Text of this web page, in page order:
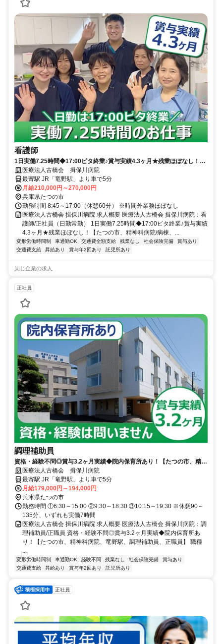
看護師
1日実働7.25時間◆17:00ピタ終業♪賞与実績4.3ヶ月★残業ほぼなし！
【たつの市、精神科病院/病棟、竜野駅、看護師、日勤常勤】
医療法人古橋会 揖保川病院
最寄駅 JR「竜野駅」より車で5分
月給210,000円～270,000円
兵庫県たつの市
勤務時間 8:45～17:00（休憩60分） ※時間外業務ほぼなし
医療法人古橋会 揖保川病院 求人概要 医療法人古橋会 揖保川病院：看
護師/正社員（日勤常勤） 1日実働7.25時間◆17:00ピタ終業♪賞与実績
4.3ヶ月★残業ほぼなし！【たつの市、精神科病院/病棟、...
変形労働時間制 車通勤OK 交通費全額支給 残業なし 社会保険完備
賞与あり
交通費支給
昇給あり 賞与年2回あり 託児所あり
同じ企業の求人
正社員
調理補助員
資格・経験不問◎賞与3.2ヶ月実績◆院内保育所あり！【たつの市、精神
科病院、竜野駅、調理補助員、正職員】
医療法人古橋会 揖保川病院
最寄駅 JR「竜野駅」より車で5分
月給179,000円～194,000円
兵庫県たつの市
勤務時間 ①6:30～15:00 ②9:30～18:30 ③10:15～19:30 ※休憩90～
135分、いずれも実働7時間
医療法人古橋会 揖保川病院 求人概要 医療法人古橋会 揖保川病院：調
理補助員/正職員 資格・経験不問◎賞与3.2ヶ月実績◆院内保育所あ
り！【たつの市、精神科病院、竜野駅、調理補助員、正職員】 職種
...
変形労働時間制 車通勤OK 経験不問 残業なし 社会保険完備
賞与あり
交通費支給
昇給あり 賞与年2回あり 託児所あり
正社員